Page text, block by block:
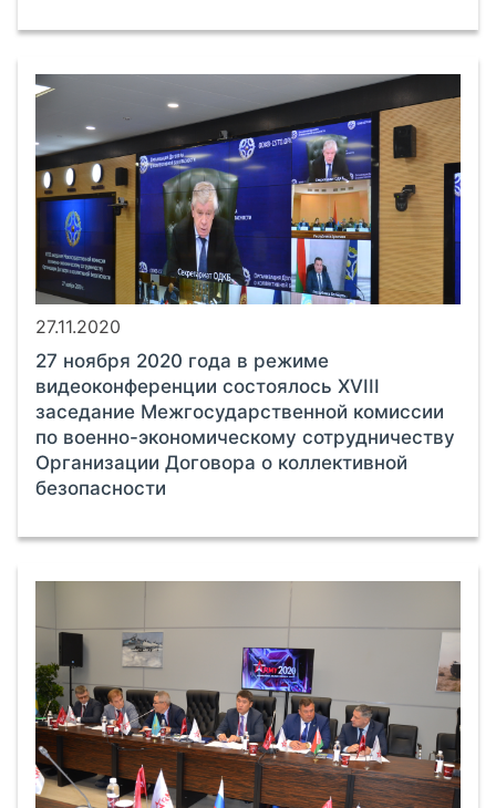
27.11.2020
27 ноября 2020 года в режиме
видеоконференции состоялось ХVIII
заседание Межгосударственной комиссии
по военно-экономическому сотрудничеству
Организации Договора о коллективной
безопасности